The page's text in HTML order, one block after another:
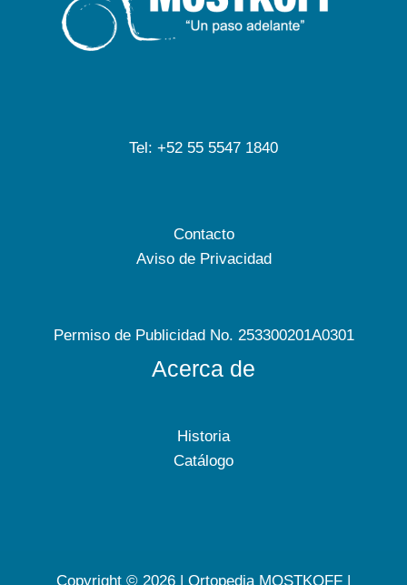
Tel: +52 55 5547 1840
Contacto
Aviso de Privacidad
Permiso de Publicidad No. 253300201A0301
Acerca de
Historia
Catálogo
Copyright © 2026 | Ortopedia MOSTKOFF |